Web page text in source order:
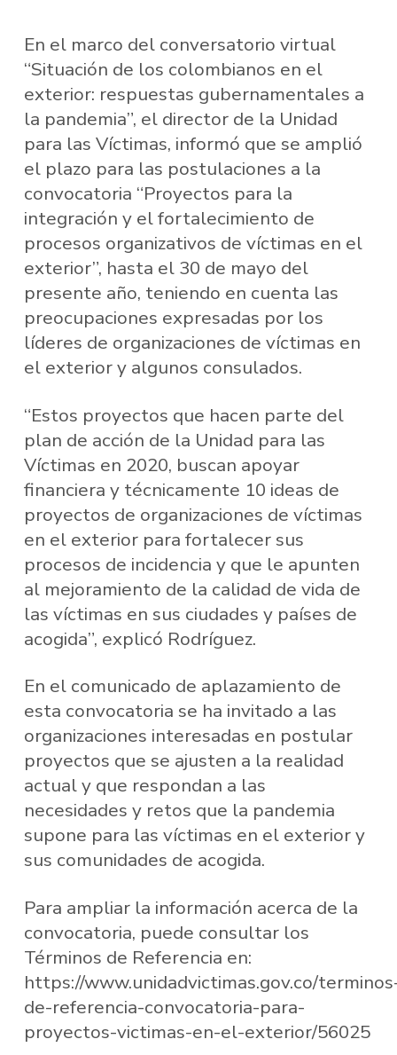
En el marco del conversatorio virtual
“Situación de los colombianos en el
exterior: respuestas gubernamentales a
la pandemia”, el director de la Unidad
para las Víctimas, informó que se amplió
el plazo para las postulaciones a la
convocatoria “Proyectos para la
integración y el fortalecimiento de
procesos organizativos de víctimas en el
exterior”, hasta el 30 de mayo del
presente año, teniendo en cuenta las
preocupaciones expresadas por los
líderes de organizaciones de víctimas en
el exterior y algunos consulados.
“Estos proyectos que hacen parte del
plan de acción de la Unidad para las
Víctimas en 2020, buscan apoyar
financiera y técnicamente 10 ideas de
proyectos de organizaciones de víctimas
en el exterior para fortalecer sus
procesos de incidencia y que le apunten
al mejoramiento de la calidad de vida de
las víctimas en sus ciudades y países de
acogida”, explicó Rodríguez.
En el comunicado de aplazamiento de
esta convocatoria se ha invitado a las
organizaciones interesadas en postular
proyectos que se ajusten a la realidad
actual y que respondan a las
necesidades y retos que la pandemia
supone para las víctimas en el exterior y
sus comunidades de acogida.
Para ampliar la información acerca de la
convocatoria, puede consultar los
Términos de Referencia en:
https://www.unidadvictimas.gov.co/
de-referencia-convocatoria-para-
proyectos-victimas-en-el-exterior/56025